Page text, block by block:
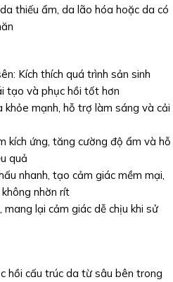
thiếu ẩm, da lão hóa hoặc da có
Kích thích quá trình sản sinh
tạo và phục hồi tốt hơn
mạnh, hỗ trợ làm sáng và cải
kích ứng, tăng cường độ ẩm và hỗ
quả
nhanh, tạo cảm giác mềm mại,
nhờn rít
lại cảm giác dễ chịu khi sử
hồi cấu trúc da từ sâu bên trong